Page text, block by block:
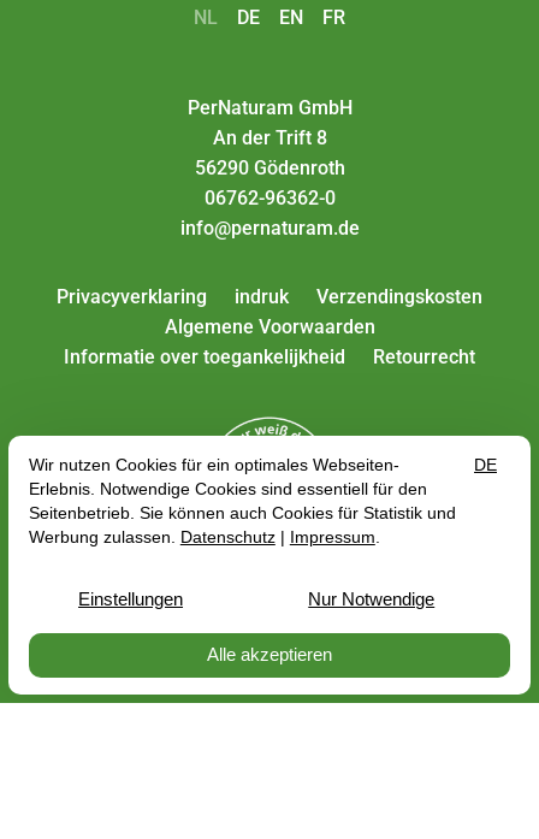
NL DE EN FR
PerNaturam GmbH
An der Trift 8
56290 Gödenroth
06762-96362-0
info@pernaturam.de
Privacyverklaring indruk
Verzendingskosten
Algemene Voorwaarden
Informatie over toegankelijkheid
Retourrecht